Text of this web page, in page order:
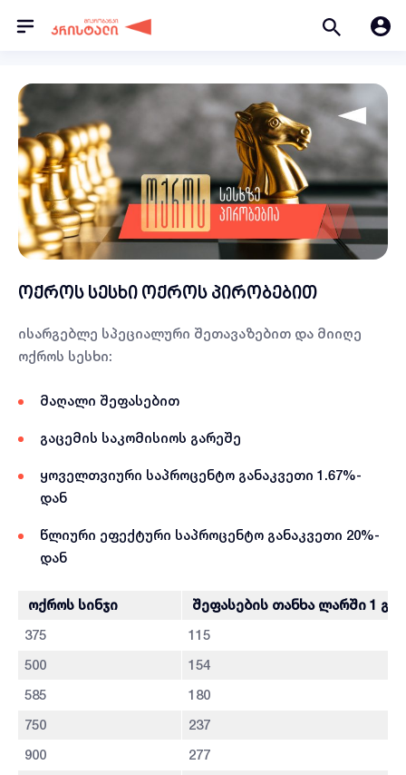
ოქროს სესხი ოქროს პირობებით
ისარგებლე სპეციალური შეთავაზებით და მიიღე
ოქროს სესხი:
მაღალი შეფასებით
გაცემის საკომისიოს გარეშე
ყოველთვიური საპროცენტო განაკვეთი 1.67%-
დან
წლიური ეფექტური საპროცენტო განაკვეთი 20%-
დან
ოქროს სინჯი
შეფასების თანხა ლარში 1
375
115
500
154
585
180
750
237
900
277